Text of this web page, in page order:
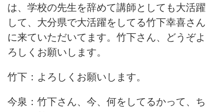
は、学校の先生を辞めて講師としても大活躍
して、大分県で大活躍をしてる竹下幸喜さん
に来ていただいてます。竹下さん、どうぞよ
ろしくお願いします。
竹下：よろしくお願いします。
今泉：竹下さん、今、何をしてるかって、ち